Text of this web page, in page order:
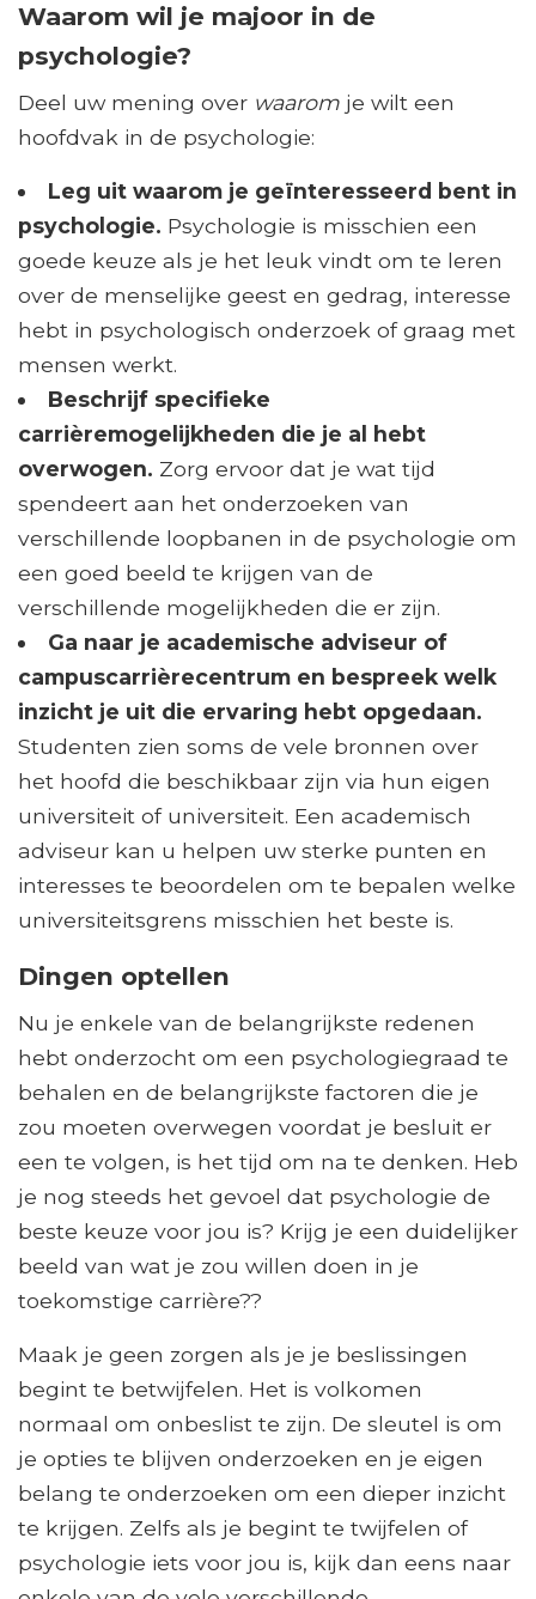
Waarom wil je majoor in de
psychologie?
Deel uw mening over waarom je wilt een
hoofdvak in de psychologie:
Leg uit waarom je geïnteresseerd bent in
psychologie. Psychologie is misschien een
goede keuze als je het leuk vindt om te leren
over de menselijke geest en gedrag, interesse
hebt in psychologisch onderzoek of graag met
mensen werkt.
Beschrijf specifieke
carrièremogelijkheden die je al hebt
overwogen. Zorg ervoor dat je wat tijd
spendeert aan het onderzoeken van
verschillende loopbanen in de psychologie om
een ​​goed beeld te krijgen van de
verschillende mogelijkheden die er zijn.
Ga naar je academische adviseur of
campuscarrièrecentrum en bespreek welk
inzicht je uit die ervaring hebt opgedaan.
Studenten zien soms de vele bronnen over
het hoofd die beschikbaar zijn via hun eigen
universiteit of universiteit. Een academisch
adviseur kan u helpen uw sterke punten en
interesses te beoordelen om te bepalen welke
universiteitsgrens misschien het beste is.
Dingen optellen
Nu je enkele van de belangrijkste redenen
hebt onderzocht om een ​​psychologiegraad te
behalen en de belangrijkste factoren die je
zou moeten overwegen voordat je besluit er
een te volgen, is het tijd om na te denken. Heb
je nog steeds het gevoel dat psychologie de
beste keuze voor jou is? Krijg je een duidelijker
beeld van wat je zou willen doen in je
toekomstige carrière??
Maak je geen zorgen als je je beslissingen
begint te betwijfelen. Het is volkomen
normaal om onbeslist te zijn. De sleutel is om
je opties te blijven onderzoeken en je eigen
belang te onderzoeken om een ​​dieper inzicht
te krijgen. Zelfs als je begint te twijfelen of
psychologie iets voor jou is, kijk dan eens naar